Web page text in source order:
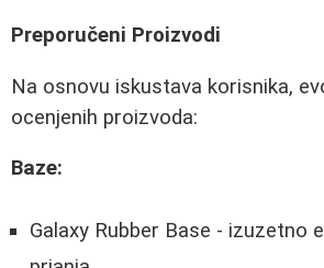
Preporučeni Proizvodi
Na osnovu iskustava korisnika,
ocenjenih proizvoda:
Baze:
Galaxy Rubber Base - izuzetno